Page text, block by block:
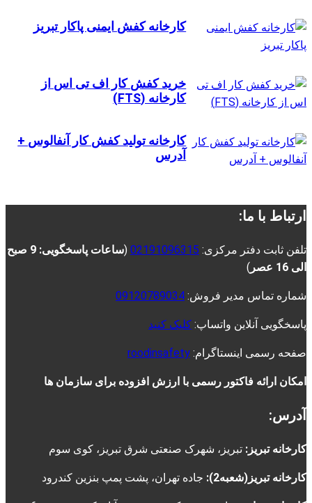
کارخانه کفش ایمنی پاکار تبریز
خرید کفش کار اف تی اس از
کارخانه (FTS)
کارخانه تولید کفش کار آنفالوس +
آدرس
ارتباط با ما:
تلفن ثابت دفتر مرکزی: 02191096315
(
ساعات پاسخگویی: 9 صبح
الی 16 عصر
)
شماره تماس مدیر فروش: 09120789034
پاسخگویی آنلاین واتساپ: کلیک کنید
صفحه رسمی اینستاگرام: roodinsafety
امکان ارائه فاکتور رسمی با ارزش افزوده برای سازمان ها
آدرس:
کارخانه تبریز: تبریز، شهرک صنعتی شرق تبریز، کوی سوم
کارخانه تبریز(شعبه2): جاده تهران، پشت پمپ بنزین کندرود